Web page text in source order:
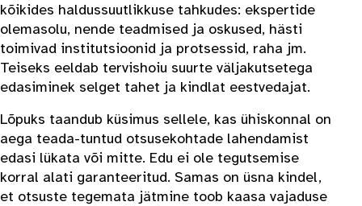
kõikides haldussuutlikkuse tahkudes: ekspertide
olemasolu, nende teadmised ja oskused, hästi
toimivad institutsioonid ja protsessid, raha jm.
Teiseks eeldab tervishoiu suurte väljakutsetega
edasiminek selget tahet ja kindlat eestvedajat.
Lõpuks taandub küsimus sellele, kas ühiskonnal on
aega teada-tuntud otsusekohtade lahendamist
edasi lükata või mitte. Edu ei ole tegutsemise
korral alati garanteeritud. Samas on üsna kindel,
et otsuste tegemata jätmine toob kaasa vajaduse